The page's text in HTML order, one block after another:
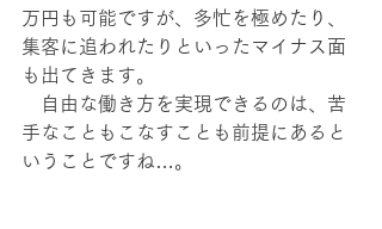
万円も可能ですが、多忙を極めたり、
集客に追われたりといったマイナス面
も出てきます。
自由な働き方を実現できるのは、苦
手なこともこなすことも前提にあると
いうことですね…。